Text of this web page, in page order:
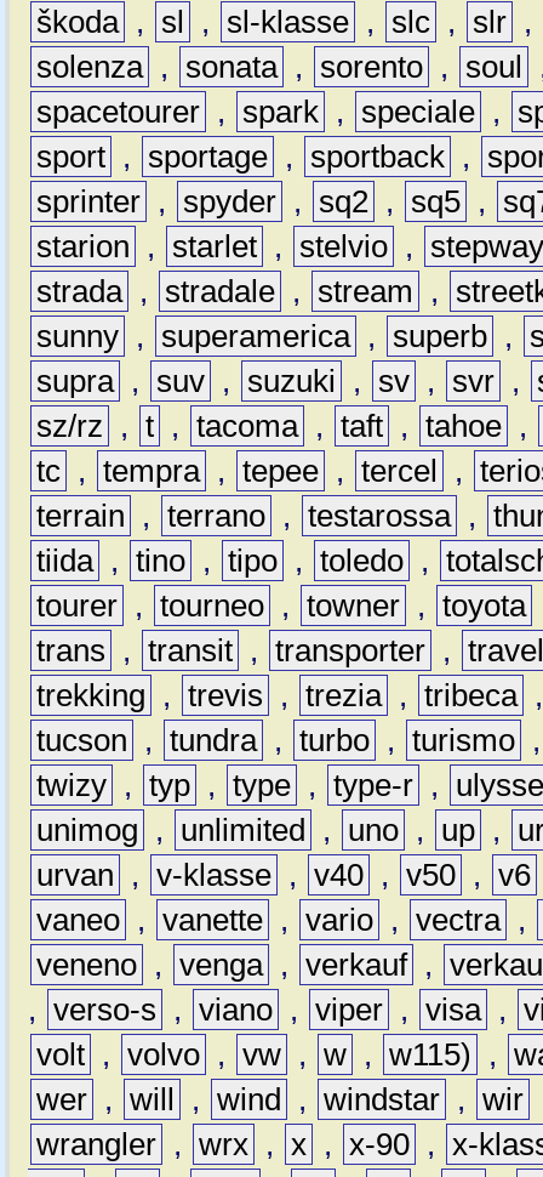
škoda , sl , sl-klasse , slc , slr ,
solenza , sonata , sorento , soul
spacetourer , spark , speciale ,
sport , sportage , sportback ,
sprinter , spyder , sq2 , sq5 ,
starion
, starlet , stelvio ,
strada , stradale , stream ,
sunny , superamerica , superb ,
supra , suv , suzuki , sv , svr ,
sz/rz
, t , tacoma , taft , tahoe ,
tc , tempra , tepee , tercel ,
terrain
, terrano , testarossa ,
tiida , tino , tipo , toledo ,
tourer , tourneo , towner , toyota
trans
, transit , transporter ,
trekking
, trevis , trezia , tribeca
tucson
, tundra , turbo , turismo
twizy , typ , type , type-r ,
unimog
, unlimited , uno , up ,
urvan
, v-klasse , v40 , v50 , v6
vaneo , vanette , vario , vectra ,
veneno , venga , verkauf ,
, verso-s , viano , viper , visa ,
volt , volvo , vw , w , w115) ,
wer , will , wind , windstar , wir
wrangler , wrx , x , x-90 , x-